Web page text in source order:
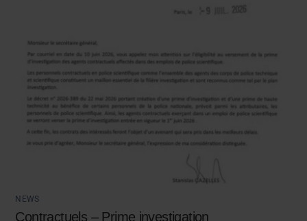
NEWS
Contractuels – Prime investigation